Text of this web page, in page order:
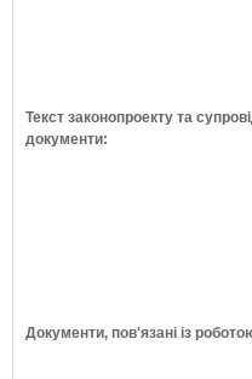
Текст законопроекту та
документи:
Документи, пов'язані із